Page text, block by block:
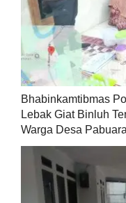
Bhabinkamtibmas
Lebak Giat Binluh
Warga Desa